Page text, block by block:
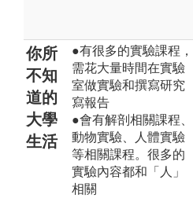
你所
不知
道的
大學
生活
●有很多的實驗課程，
需花大量時間在實驗
室做實驗和撰寫研究
寫報告
●會有解剖相關課程、
動物實驗、人體實驗
等相關課程。很多的
實驗內容都和「人」
相關